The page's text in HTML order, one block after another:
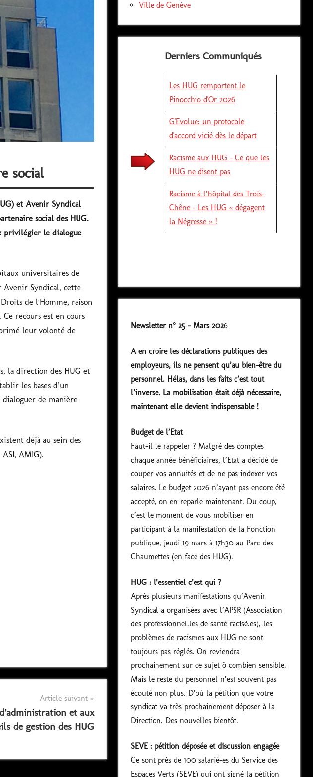
social
et Avenir Syndical
social des HUG.
privilégier le dialogue
universitaires de
Avenir Syndical, cette
de l’Homme, raison
recours est en cours
leur volonté de
la direction des HUG et
les bases d’un
dialoguer de manière
déjà au sein des
ASI, AMIG).
Article suivant
et aux
de gestion des HUG
Ville de Genève
Derniers Communiqués
Les HUG remportent le
Pinocchio d'Or 2026
G'Evolue: un protocole
d'accord vicié dès le départ
Racisme aux HUG - Ce que les
HUG ne disent pas
Racisme à l’hôpital des Trois-
Chêne – Les HUG « dégagent
la Négresse » !
Newsletter n° 25 - Mars 2026
A en croire les déclarations publiques des
employeurs, ils ne pensent qu’au bien-être du
personnel. Hélas, dans les faits c’est tout
l’inverse. La mobilisation était déjà nécessaire,
maintenant elle devient indispensable !
Budget de l’Etat
Faut-il le rappeler ? Malgré des comptes
chaque année bénéficiaires, l’Etat a décidé de
couper vos annuités et de ne pas indexer vos
salaires. Le budget 2026 n’ayant pas encore été
accepté, on en reparle maintenant. Du coup,
c’est le moment de vous mobiliser en
participant à la manifestation de la Fonction
publique, jeudi 19 mars à 17h30 au Parc des
Chaumettes (en face des HUG).
HUG : l’essentiel c’est qui ?
Après plusieurs manifestations qu’Avenir
Syndical a organisées avec l’APSR (Association
des professionnel.les de santé racisé.es), les
problèmes de racismes aux HUG ne sont
toujours pas réglés. On reviendra
prochainement sur ce sujet ô combien sensible.
Mais le reste du personnel n’est souvent pas
écouté non plus. D’où la pétition que votre
syndicat va très prochainement déposer à la
Direction. Des nouvelles bientôt.
SEVE : pétition déposée et discussion engagée
Ce sont près de 100 salarié-es du Service des
Espaces Verts (SEVE) qui ont signé la pétition